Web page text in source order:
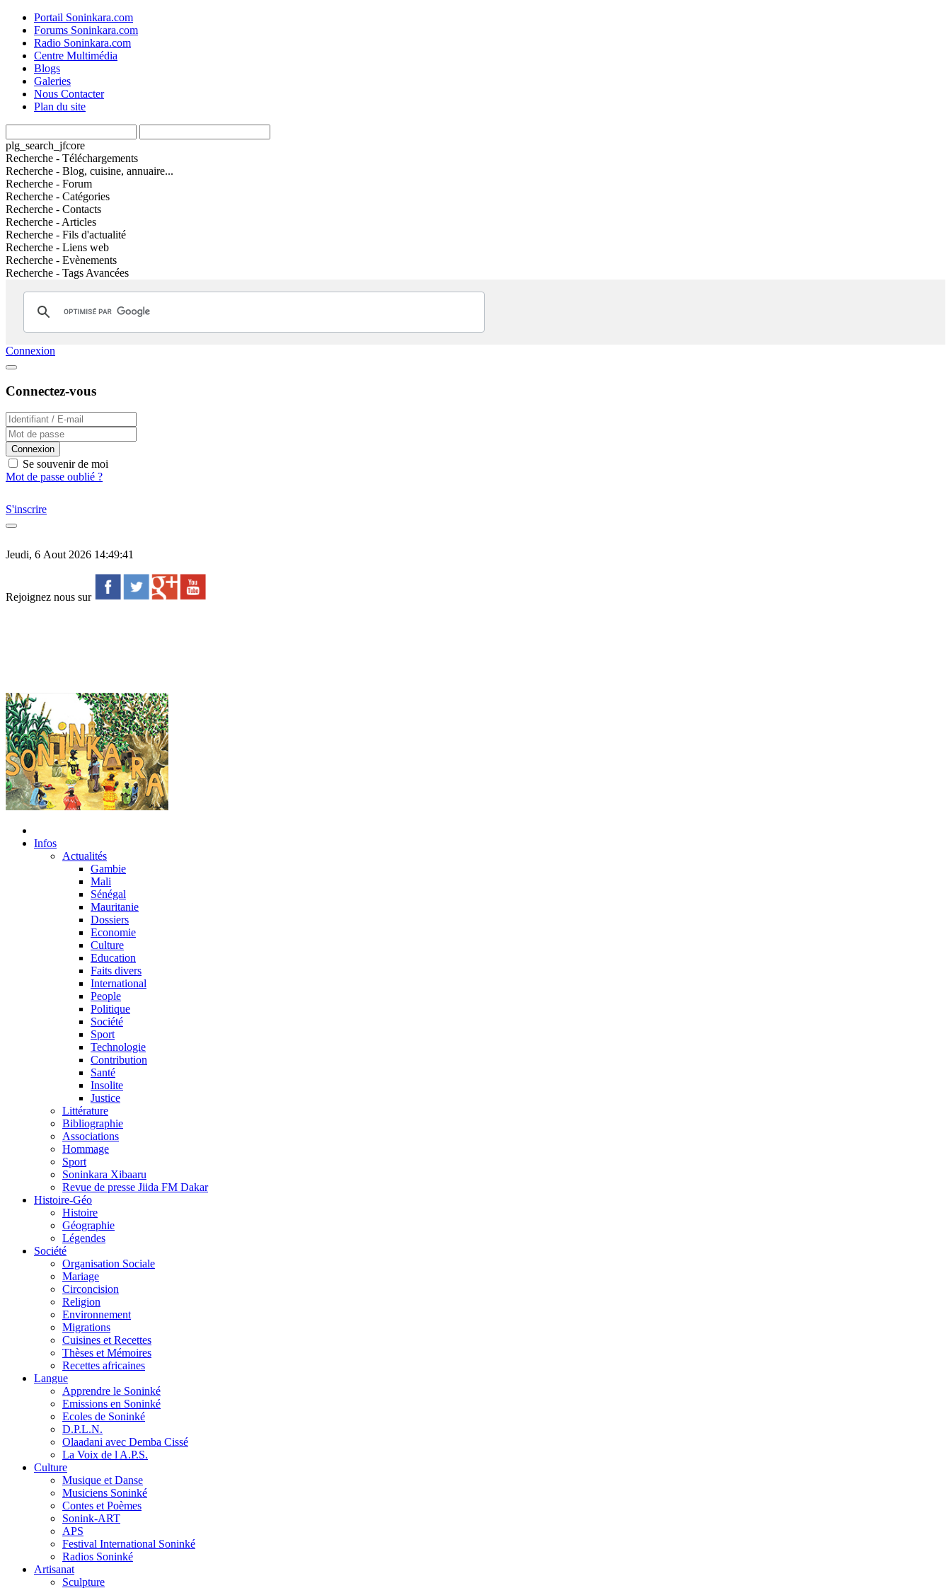
Portail Soninkara.com
Forums Soninkara.com
Radio Soninkara.com
Centre Multimédia
Blogs
Galeries
Nous Contacter
Plan du site
plg_search_jfcore
Recherche - Téléchargements
Recherche - Blog, cuisine, annuaire...
Recherche - Forum
Recherche - Catégories
Recherche - Contacts
Recherche - Articles
Recherche - Fils d'actualité
Recherche - Liens web
Recherche - Evènements
Recherche - Tags Avancées
Connexion
Connectez-vous
Connexion
Se souvenir de moi
Mot de passe oublié ?
S'inscrire
Jeudi, 6 Aout 2026 14:49:41
Rejoignez nous sur
Infos
Actualités
Gambie
Mali
Sénégal
Mauritanie
Dossiers
Economie
Culture
Education
Faits divers
International
People
Politique
Société
Sport
Technologie
Contribution
Santé
Insolite
Justice
Littérature
Bibliographie
Associations
Hommage
Sport
Soninkara Xibaaru
Revue de presse Jiida FM Dakar
Histoire-Géo
Histoire
Géographie
Légendes
Société
Organisation Sociale
Mariage
Circoncision
Religion
Environnement
Migrations
Cuisines et Recettes
Thèses et Mémoires
Recettes africaines
Langue
Apprendre le Soninké
Emissions en Soninké
Ecoles de Soninké
D.P.L.N.
Olaadani avec Demba Cissé
La Voix de l A.P.S.
Culture
Musique et Danse
Musiciens Soninké
Contes et Poèmes
Sonink-ART
APS
Festival International Soninké
Radios Soninké
Artisanat
Sculpture